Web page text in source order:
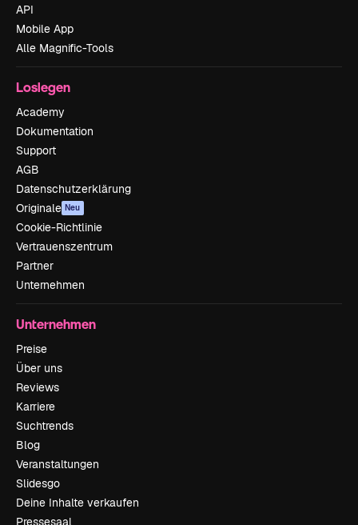
API
Mobile App
Alle Magnific-Tools
Loslegen
Academy
Dokumentation
Support
AGB
Datenschutzerklärung
Originale Neu
Cookie-Richtlinie
Vertrauenszentrum
Partner
Unternehmen
Unternehmen
Preise
Über uns
Reviews
Karriere
Suchtrends
Blog
Veranstaltungen
Slidesgo
Deine Inhalte verkaufen
Pressesaal